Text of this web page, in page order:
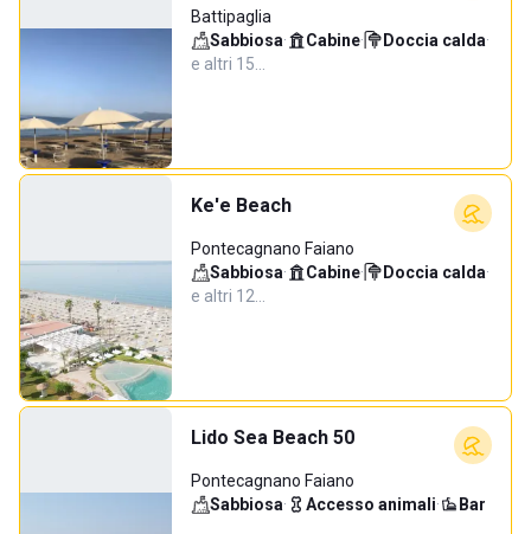
Battipaglia
Sabbiosa· Cabine· Doccia calda·
e altri 15…
Ke'e Beach
Pontecagnano Faiano
Sabbiosa· Cabine· Doccia calda·
e altri 12…
Lido Sea Beach 50
Pontecagnano Faiano
Sabbiosa· Accesso animali· Bar